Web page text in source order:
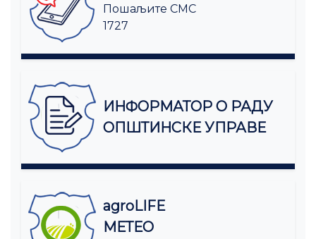
Пошаљите СМС
1727
ИНФОРМАТОР О РАДУ
ОПШТИНСКЕ УПРАВЕ
agroLIFE
МЕТЕО